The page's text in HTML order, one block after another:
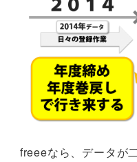
freeeなら、データが